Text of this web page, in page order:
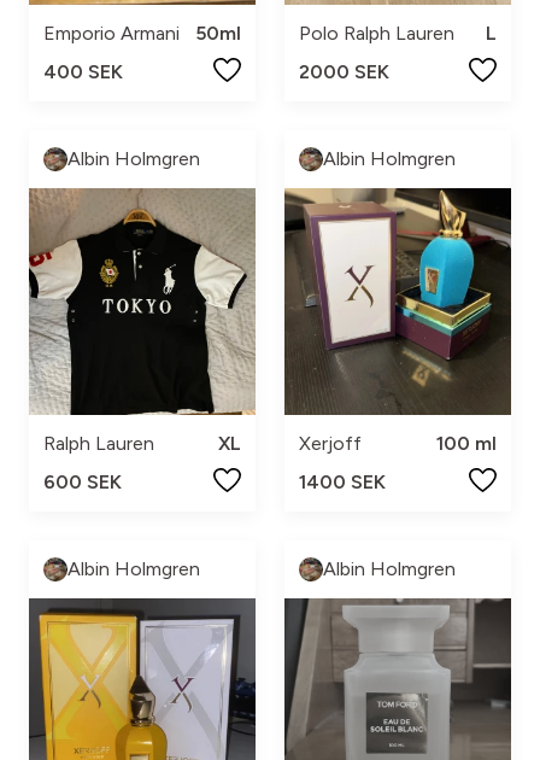
Emporio Armani
50ml
400 SEK
Polo Ralph Lauren
L
2000 SEK
Albin Holmgren
Ralph Lauren
XL
600 SEK
Albin Holmgren
Xerjoff
100 ml
1400 SEK
Albin Holmgren Albin Holmgren